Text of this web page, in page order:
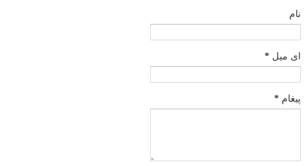
نام
ای میل *
پیغام *